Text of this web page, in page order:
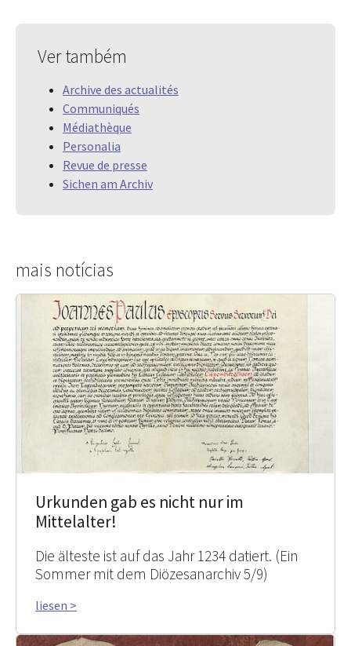
Ver também
Archive des actualités
Communiqués
Médiathèque
Personalia
Revue de presse
Sichen am Archiv
mais notícias
Urkunden gab es nicht nur im
Mittelalter!
Die älteste ist auf das Jahr 1234 datiert. (Ein
Sommer mit dem Diözesanarchiv 5/9)
liesen >